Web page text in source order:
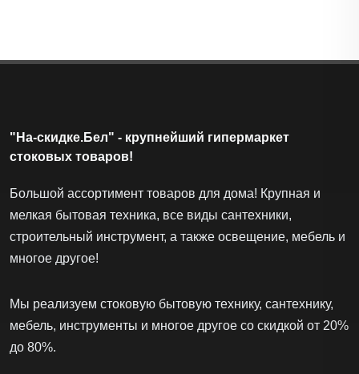
"На-скидке.Бел" - крупнейший гипермаркет
стоковых товаров!
Большой ассортимент товаров для дома! Крупная и
мелкая бытовая техника, все виды сантехники,
строительный инструмент, а также освещение, мебель и
многое другое!
Мы реализуем стоковую бытовую технику, сантехнику,
мебель, инструменты и многое другое со скидкой от 20%
до 80%.